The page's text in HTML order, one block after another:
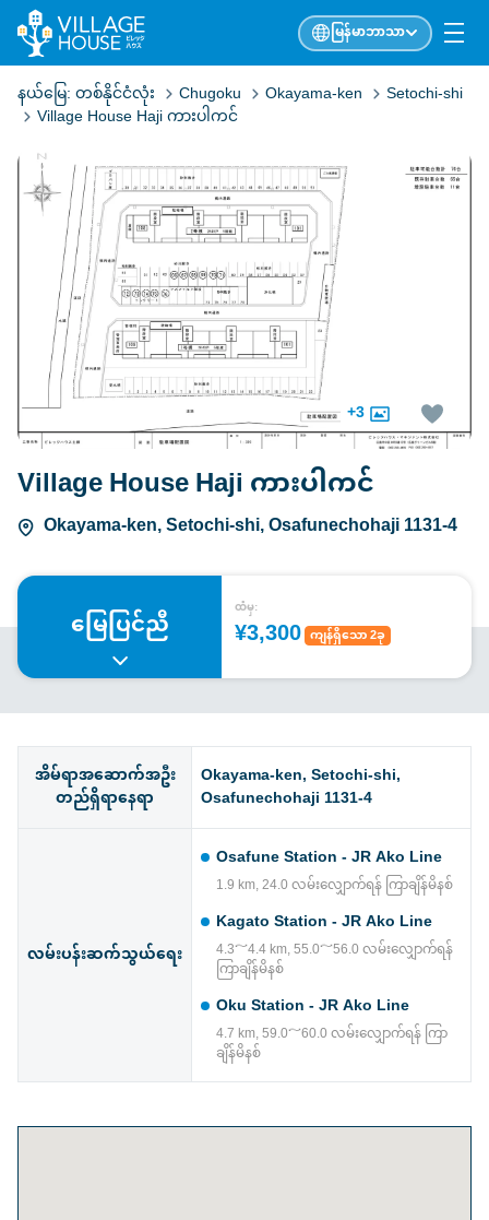
မြန်မာဘာသာ
နယ်မြေ:တစ်နိုင်ငံလုံး Chugoku Okayama-ken Setochi-shi
Village House Haji ကားပါကင်
Village House Haji ကားပါကင်
Okayama-ken, Setochi-shi, Osafunechohaji 1131-4
+3
မြေပြင်ညီ ထံမှ:
¥3,300 ကျန်ရှိသော 2ခု
အိမ်ရာအဆောက်အဦး
တည်ရှိရာနေရာ
Okayama-ken, Setochi-shi,
Osafunechohaji 1131-4
လမ်းပန်းဆက်သွယ်ရေး
Osafune Station - JR Ako Line
1.9 km, 24.0 လမ်းလျှောက်ရန် ကြာချိန်မိနစ်
Kagato Station - JR Ako Line
4.3～4.4 km, 55.0～56.0 လမ်းလျှောက်ရန်
ကြာချိန်မိနစ်
Oku Station - JR Ako Line
4.7 km, 59.0～60.0 လမ်းလျှောက်ရန် ကြာ
ချိန်မိနစ်